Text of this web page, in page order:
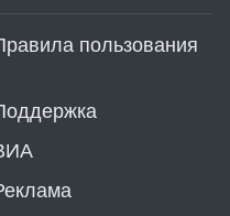
пользования